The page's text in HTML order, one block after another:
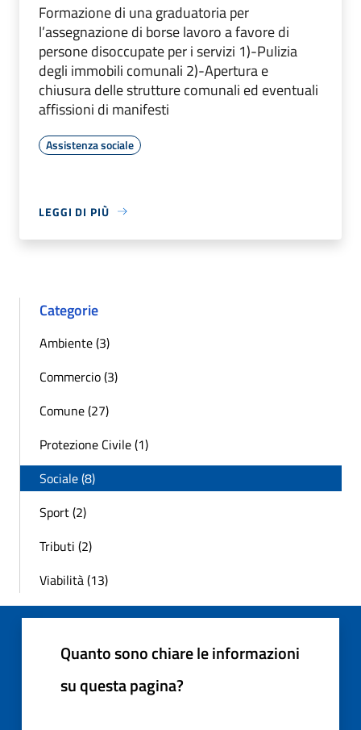
Formazione di una graduatoria per
l’assegnazione di borse lavoro a favore di
persone disoccupate per i servizi 1)-Pulizia
degli immobili comunali 2)-Apertura e
chiusura delle strutture comunali ed eventuali
affissioni di manifesti
Assistenza sociale
LEGGI DI PIÙ
Categorie
Ambiente (3)
Commercio (3)
Comune (27)
Protezione Civile (1)
Sociale (8)
Sport (2)
Tributi (2)
Viabilità (13)
Quanto sono chiare le informazioni
su questa pagina?